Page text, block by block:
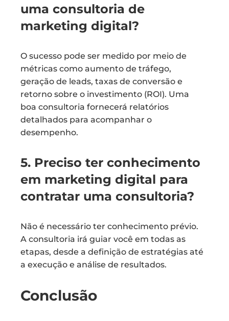
uma consultoria de
marketing digital?
O sucesso pode ser medido por meio de
métricas como aumento de tráfego,
geração de leads, taxas de conversão e
retorno sobre o investimento (ROI). Uma
boa consultoria fornecerá relatórios
detalhados para acompanhar o
desempenho.
5. Preciso ter conhecimento
em marketing digital para
contratar uma consultoria?
Não é necessário ter conhecimento prévio.
A consultoria irá guiar você em todas as
etapas, desde a definição de estratégias até
a execução e análise de resultados.
Conclusão